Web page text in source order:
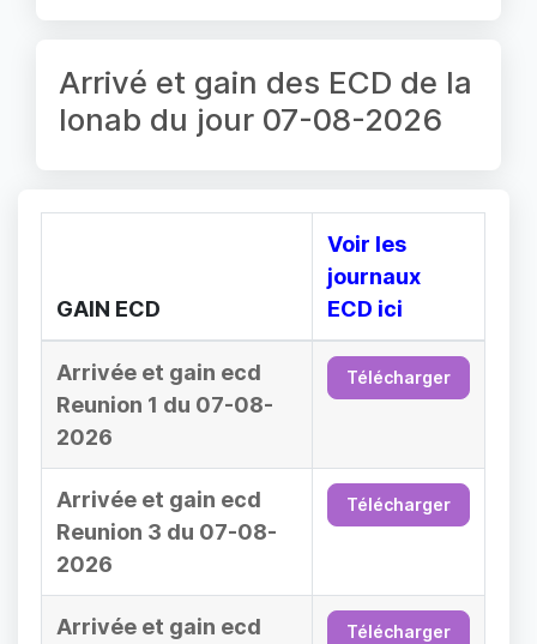
Arrivé et gain des ECD de la
lonab du jour 07-08-2026
GAIN ECD
Voir les
journaux
ECD ici
Arrivée et gain ecd
Reunion 1 du 07-08-
2026
Télécharger
Arrivée et gain ecd
Reunion 3 du 07-08-
2026
Télécharger
Arrivée et gain ecd
Télécharger